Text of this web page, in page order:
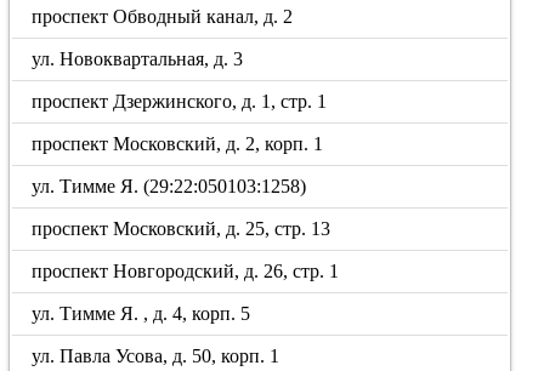
проспект Обводный канал, д. 2
ул. Новоквартальная, д. 3
проспект Дзержинского, д. 1, стр. 1
проспект Московский, д. 2, корп. 1
ул. Тимме Я. (29:22:050103:1258)
проспект Московский, д. 25, стр. 13
проспект Новгородский, д. 26, стр. 1
ул. Тимме Я. , д. 4, корп. 5
ул. Павла Усова, д. 50, корп. 1